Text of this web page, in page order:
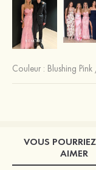
Couleur : Blushing Pink
VOUS
AIMER